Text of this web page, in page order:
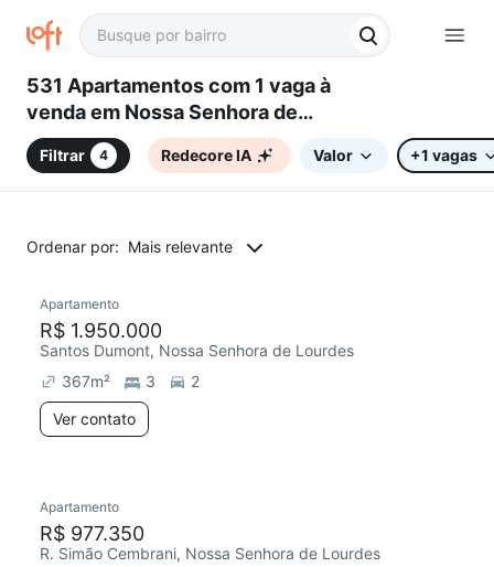
531 Apartamentos com 1 vaga à
venda em Nossa Senhora de
Lourdes, Caxias do Sul, RS
Filtrar 4 Redecore IA Valor +1 vagas
Ordenar por: Mais relevante
Chegou este mês
Apartamento
R$ 1.950.000
Santos Dumont, Nossa Senhora de Lourdes
367m² 3
2
Ver contato
Chegou este mês
Apartamento
R$ 977.350
R. Simão Cembrani, Nossa Senhora de Lourdes